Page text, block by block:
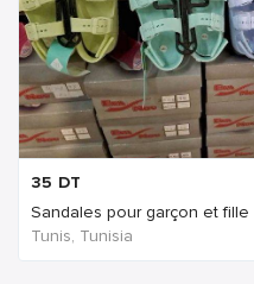
35 DT
Sandales pour garçon et fille
Tunis, Tunisia